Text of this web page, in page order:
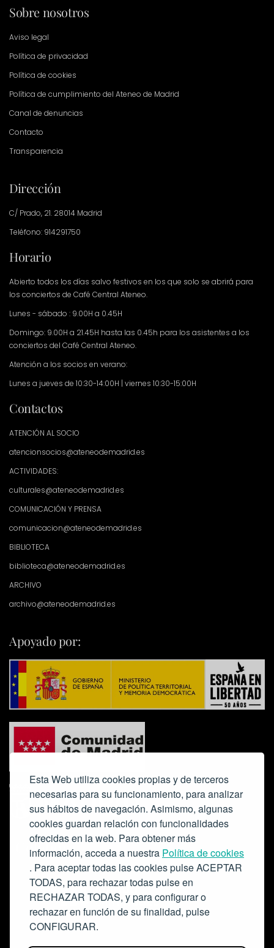
Esta Web utiliza cookies propias y de terceros
necesarias para su funcionamiento, para analizar
sus hábitos de navegación. Asimismo, algunas
cookies guardan relación con funcionalidades
ofrecidas en la web. Para obtener más
información, acceda a nuestra Política de cookies
. Para aceptar todas las cookies pulse ACEPTAR
TODAS, para rechazar todas pulse en
RECHAZAR TODAS, y para configurar o
rechazar en función de su finalidad, pulse
CONFIGURAR.
Sobre nosotros
Aviso legal
Política de privacidad
Política de cookies
Política de cumplimiento del Ateneo de Madrid
Canal de denuncias
Contacto
Transparencia
Dirección
C/ Prado, 21. 28014 Madrid
Teléfono: 914291750
Horario
Abierto todos los días salvo festivos en los que solo se abrirá para
los conciertos de Café Central Ateneo.
Lunes - sábado : 9.00H a 0.45H
Domingo: 9.00H a 21.45H hasta las 0.45h para los asistentes a los
conciertos del Café Central Ateneo.
Atención a los socios en verano:
Lunes a jueves de 10:30-14:00H | viernes 10:30-15:00H
Contactos
ATENCIÓN AL SOCIO
atencionsocios@ateneodemadrid.es
ACTIVIDADES:
culturales@ateneodemadrid.es
COMUNICACIÓN Y PRENSA
comunicacion@ateneodemadrid.es
BIBLIOTECA
biblioteca@ateneodemadrid.es
ARCHIVO
archivo@ateneodemadrid.es
Apoyado por:
Colabora: